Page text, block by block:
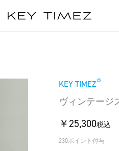
KEY TIMEZ
ヴィンテージ
￥25,300税込
230ポイント付与